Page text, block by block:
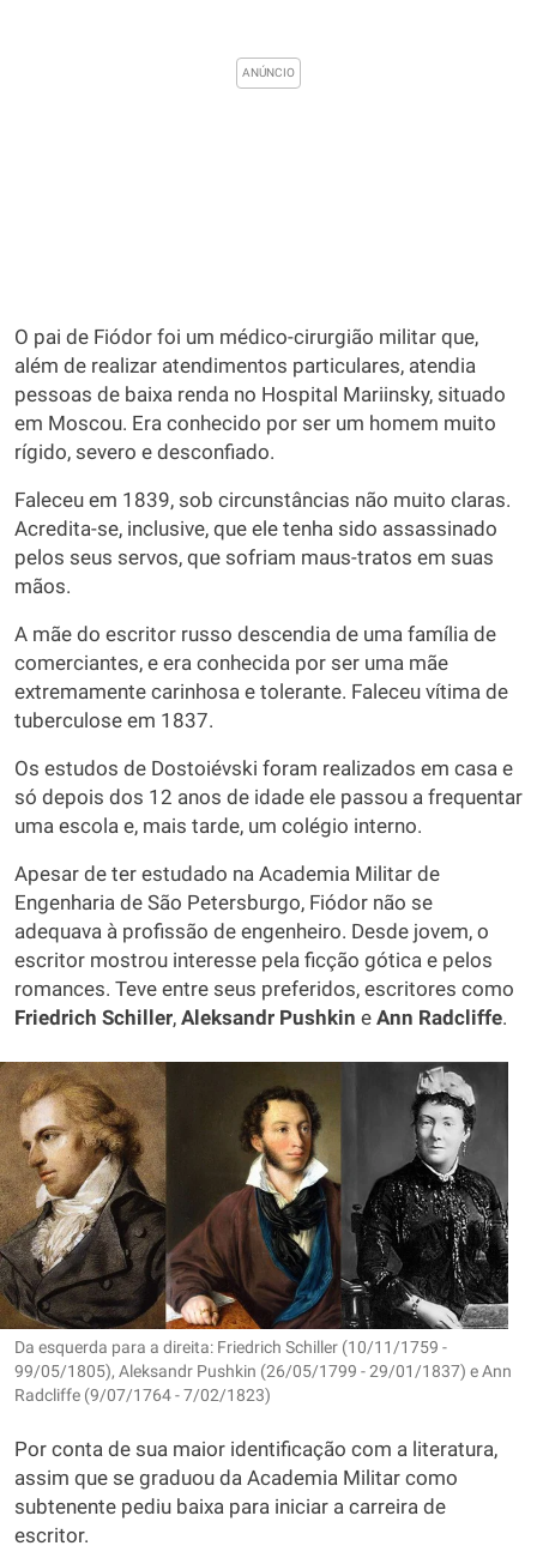
O pai de Fiódor foi um médico-cirurgião militar que,
além de realizar atendimentos particulares, atendia
pessoas de baixa renda no Hospital Mariinsky, situado
em Moscou. Era conhecido por ser um homem muito
rígido, severo e desconfiado.
Faleceu em 1839, sob circunstâncias não muito claras.
Acredita-se, inclusive, que ele tenha sido assassinado
pelos seus servos, que sofriam maus-tratos em suas
mãos.
A mãe do escritor russo descendia de uma família de
comerciantes, e era conhecida por ser uma mãe
extremamente carinhosa e tolerante. Faleceu vítima de
tuberculose em 1837.
Os estudos de Dostoiévski foram realizados em casa e
só depois dos 12 anos de idade ele passou a frequentar
uma escola e, mais tarde, um colégio interno.
Apesar de ter estudado na Academia Militar de
Engenharia de São Petersburgo, Fiódor não se
adequava à profissão de engenheiro. Desde jovem, o
escritor mostrou interesse pela ficção gótica e pelos
romances. Teve entre seus preferidos, escritores como
Friedrich Schiller, Aleksandr Pushkin e Ann Radcliffe.
Da esquerda para a direita: Friedrich Schiller (10/11/1759 -
99/05/1805), Aleksandr Pushkin (26/05/1799 - 29/01/1837) e Ann
Radcliffe (9/07/1764 - 7/02/1823)
Por conta de sua maior identificação com a literatura,
assim que se graduou da Academia Militar como
subtenente pediu baixa para iniciar a carreira de
escritor.